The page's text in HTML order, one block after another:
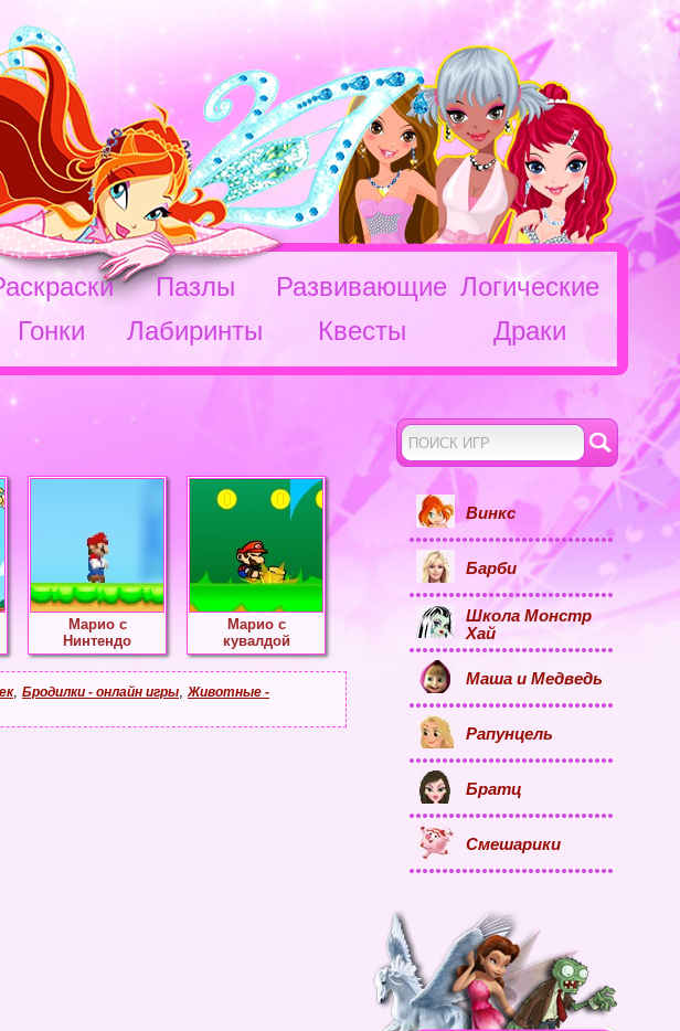
Пазлы Развивающие Логические
Гонки Лабиринты Квесты Драки
Марио с
Нинтендо
Марио с
кувалдой
, Бродилки - онлайн игры,Животные -
Винкс
Барби
Школа Монстр
Хай
Маша и Медведь
Рапунцель
Братц
Смешарики